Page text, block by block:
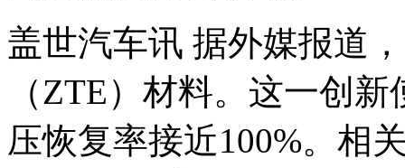
盖世汽车讯 据外媒报道
（ZTE）材料。这一创
压恢复率接近100%。相